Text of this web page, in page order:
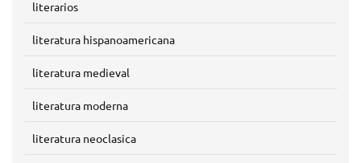
literarios
literatura hispanoamericana
literatura medieval
literatura moderna
literatura neoclasica